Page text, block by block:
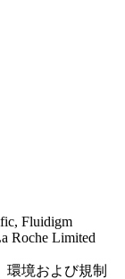
Fluidigm
Roche Limited
環境および規制